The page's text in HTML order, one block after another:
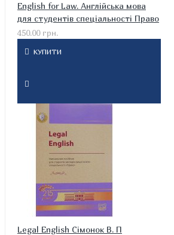
English for Law. Англійська мова
для студентів спеціальності Право
450.00 грн.
КУПИТИ
Legal English Сімонок В. П